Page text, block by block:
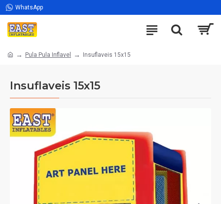
WhatsApp
Pula Pula Inflavel Insuflaveis 15x15
Insuflaveis 15x15